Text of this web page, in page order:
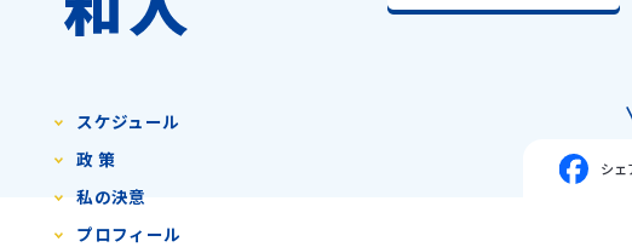
スケジュール
政 策
私の決意
プロフィール
シェ